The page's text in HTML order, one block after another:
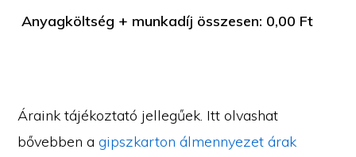
Anyagköltség + munkadíj összesen: 0,00 Ft
Áraink tájékoztató jellegűek. Itt olvashat
bővebben agipszkarton álmennyezet árak